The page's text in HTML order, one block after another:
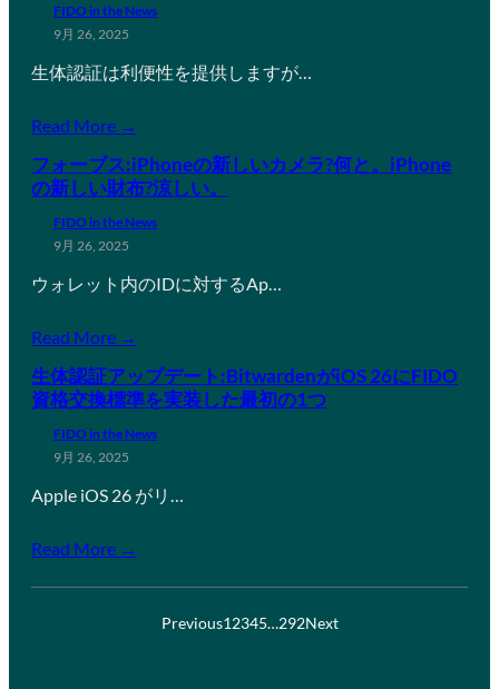
FIDO in the News
9月 26, 2025
生体認証は利便性を提供しますが…
Read More →
フォーブス:iPhoneの新しいカメラ?何と。iPhone
の新しい財布?涼しい。
FIDO in the News
9月 26, 2025
ウォレット内のIDに対するAp…
Read More →
生体認証アップデート:BitwardenがiOS 26にFIDO
資格交換標準を実装した最初の1つ
FIDO in the News
9月 26, 2025
Apple iOS 26 がリ…
Read More →
Previous12345…292Next